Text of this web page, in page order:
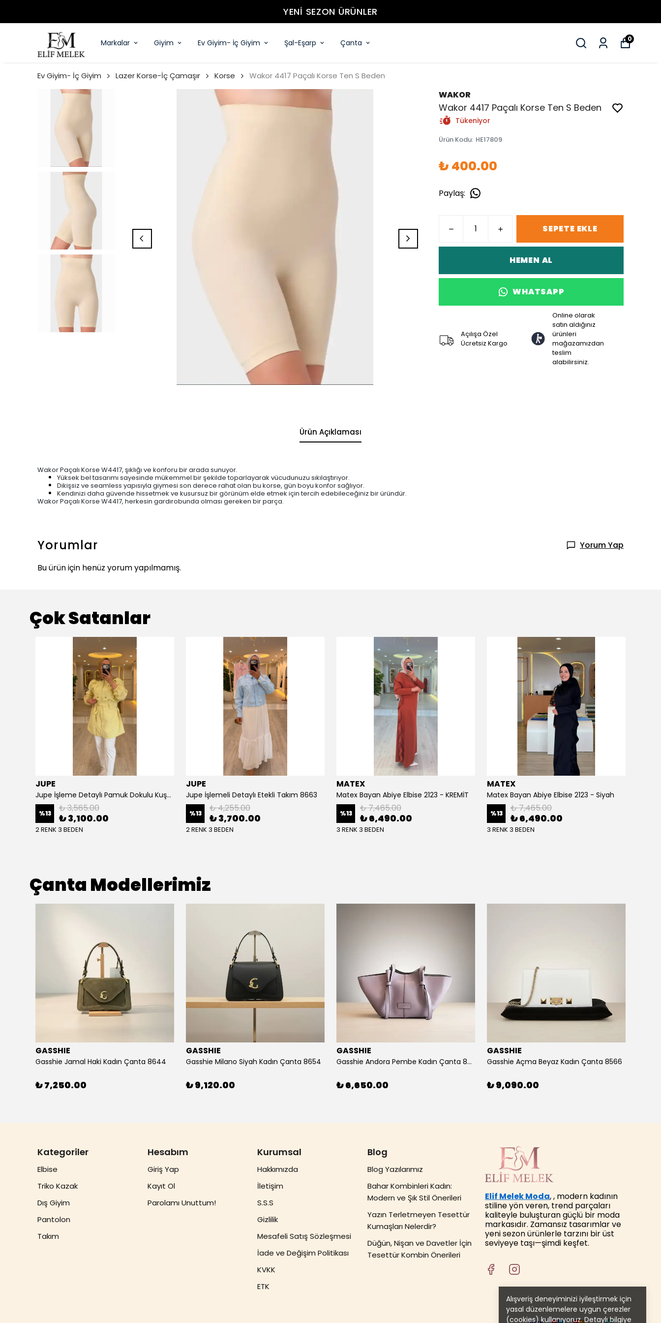
YENİ SEZON ÜRÜNLER
Markalar Giyim Ev Giyim- İç Giyim Şal-Eşarp Çanta 0
Alışveriş deneyiminizi iyileştirmek için
yasal düzenlemelere uygun çerezler
(cookies) kullanıyoruz. Detaylı bilgiye
Ev Giyim- İç Giyim Lazer Korse-İç Çamaşır Korse Wakor 4417 Paçalı Korse Ten S Beden
WAKOR
Wakor 4417 Paçalı Korse Ten S Beden
Tükeniyor
Ürün Kodu: HE17809
₺ 400.00
Paylaş:
SEPETE EKLE
HEMEN AL
WHATSAPP
Açılışa Özel
Ücretsiz Kargo
Online olarak
satın aldığınız
ürünleri
mağazamızdan
teslim
alabilirsiniz.
Ürün Açıklaması
Wakor Paçalı Korse W4417, şıklığı ve konforu bir arada sunuyor.
Yüksek bel tasarımı sayesinde mükemmel bir şekilde toparlayarak vücudunuzu sıkılaştırıyor.
Dikişsiz ve seamless yapısıyla giymesi son derece rahat olan bu korse, gün boyu konfor sağlıyor.
Kendinizi daha güvende hissetmek ve kusursuz bir görünüm elde etmek için tercih edebileceğiniz bir üründür.
Wakor Paçalı Korse W4417, herkesin gardırobunda olması gereken bir parça.
Yorumlar
Yorum Yap
Bu ürün için henüz yorum yapılmamış.
Çok Satanlar
JUPE
Jupe İşleme Detaylı Pamuk Dokulu Kuşaklı Kap 9305
%13 ₺ 3,565.00
₺ 3,100.00
2 RENK 3 BEDEN
JUPE
Jupe İşlemeli Detaylı Etekli Takım 8663
%13 ₺ 4,255.00
₺ 3,700.00
2 RENK 3 BEDEN
MATEX
Matex Bayan Abiye Elbise 2123 - KREMİT
%13 ₺ 7,465.00
₺ 6,490.00
3 RENK 3 BEDEN
MATEX
Matex Bayan Abiye Elbise 2123 - Siyah
%13 ₺ 7,465.00
₺ 6,490.00
3 RENK 3 BEDEN
Çanta Modellerimiz
GASSHIE
Gasshie Jamal Haki Kadın Çanta 8644
₺ 7,250.00
GASSHIE
Gasshie Milano Siyah Kadın Çanta 8654
₺ 9,120.00
GASSHIE
Gasshie Andora Pembe Kadın Çanta 8685
₺ 6,650.00
GASSHIE
Gasshie Açma Beyaz Kadın Çanta 8566
₺ 9,090.00
Kategoriler
Elbise
Triko Kazak
Dış Giyim
Pantolon
Takım
Hesabım
Giriş Yap
Kayıt Ol
Parolamı Unuttum!
Kurumsal
Hakkımızda
İletişim
S.S.S
Gizlilik
Mesafeli Satış Sözleşmesi
İade ve Değişim Politikası
KVKK
ETK
Blog
Blog Yazılarımız
Bahar Kombinleri Kadın:
Modern ve Şık Stil Önerileri
Yazın Terletmeyen Tesettür
Kumaşları Nelerdir?
Düğün, Nişan ve Davetler İçin
Tesettür Kombin Önerileri
Elif Melek Moda, , modern kadının
stiline yön veren, trend parçaları
kaliteyle buluşturan güçlü bir moda
markasıdır. Zamansız tasarımlar ve
yeni sezon ürünlerle tarzını bir üst
seviyeye taşı—şimdi keşfet.